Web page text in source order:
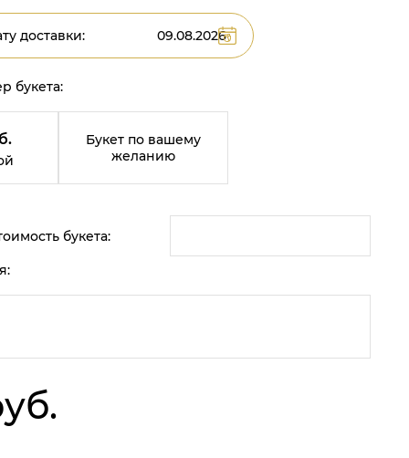
доставки:
букета:
Букет по вашему
желанию
букета: